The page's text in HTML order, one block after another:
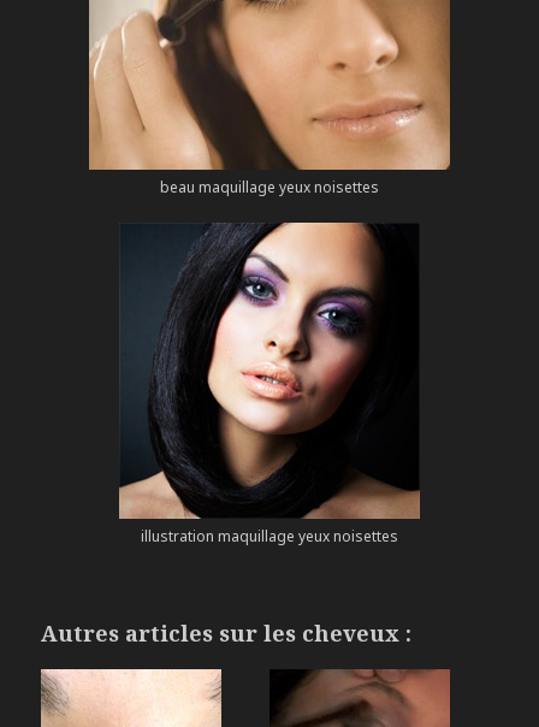
beau maquillage yeux noisettes
illustration maquillage yeux noisettes
Autres articles sur les cheveux :